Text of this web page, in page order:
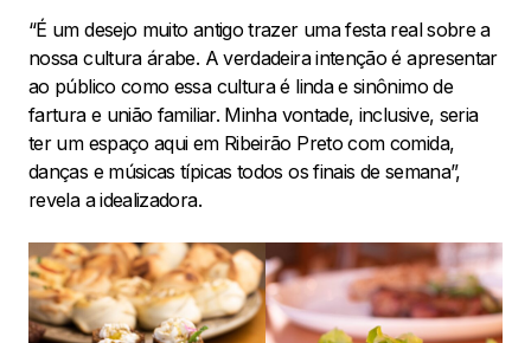
“É um desejo muito antigo trazer uma festa real sobre a
nossa cultura árabe. A verdadeira intenção é apresentar
ao público como essa cultura é linda e sinônimo de
fartura e união familiar. Minha vontade, inclusive, seria
ter um espaço aqui em Ribeirão Preto com comida,
danças e músicas típicas todos os finais de semana”,
revela a idealizadora.